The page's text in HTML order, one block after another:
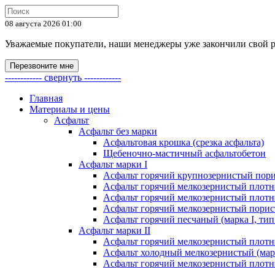
08 августа 2026 01:00
Уважаемые покупатели, наши менеджеры уже закончили свой
Перезвоните мне
------------ свернуть ------------
Главная
Материалы и цены
Асфальт
Асфальт без марки
Асфальтовая крошка (срезка асфальта)
Щебеночно-мастичный асфальтобетон
Асфальт марки I
Асфальт горячий крупнозернистый
Асфальт горячий мелкозернистый
Асфальт горячий мелкозернистый
Асфальт горячий мелкозернистый
Асфальт горячий песчаный (марка I,
Асфальт марки II
Асфальт горячий мелкозернистый
Асфальт холодный мелкозернистый
Асфальт горячий мелкозернистый